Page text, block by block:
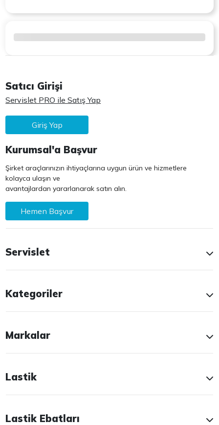
Satıcı Girişi
Servislet PRO ile Satış Yap
Giriş Yap
Kurumsal'a Başvur
Şirket araçlarınızın ihtiyaçlarına uygun ürün ve hizmetlere
kolayca ulaşın ve
avantajlardan yararlanarak satın alın.
Hemen Başvur
Servislet
Kategoriler
Markalar
Lastik
Lastik Ebatları